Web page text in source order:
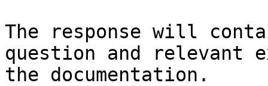
The response will
question and relevant
the documentation.